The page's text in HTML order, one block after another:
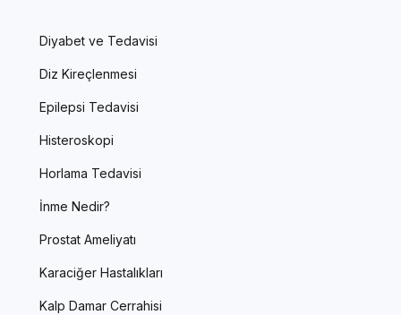
Diyabet ve Tedavisi
Diz Kireçlenmesi
Epilepsi Tedavisi
Histeroskopi
Horlama Tedavisi
İnme Nedir?
Prostat Ameliyatı
Karaciğer Hastalıkları
Kalp Damar Cerrahisi